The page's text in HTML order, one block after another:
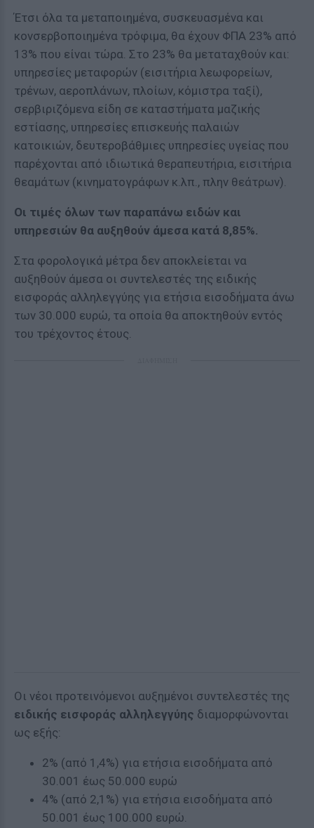
Έτσι όλα τα μεταποιημένα, συσκευασμένα και
κονσερβοποιημένα τρόφιμα, θα έχουν ΦΠΑ 23% από
13% που είναι τώρα. Στο 23% θα μεταταχθούν και:
υπηρεσίες μεταφορών (εισιτήρια λεωφορείων,
τρένων, αεροπλάνων, πλοίων, κόμιστρα ταξί),
σερβιριζόμενα είδη σε καταστήματα μαζικής
εστίασης, υπηρεσίες επισκευής παλαιών
κατοικιών, δευτεροβάθμιες υπηρεσίες υγείας που
παρέχονται από ιδιωτικά θεραπευτήρια, εισιτήρια
θεαμάτων (κινηματογράφων κ.λπ., πλην θεάτρων).
Οι τιμές όλων των παραπάνω ειδών και
υπηρεσιών θα αυξηθούν άμεσα κατά 8,85%.
Στα φορολογικά μέτρα δεν αποκλείεται να
αυξηθούν άμεσα οι συντελεστές της ειδικής
εισφοράς αλληλεγγύης για ετήσια εισοδήματα άνω
των 30.000 ευρώ, τα οποία θα αποκτηθούν εντός
του τρέχοντος έτους.
Οι νέοι προτεινόμενοι αυξημένοι συντελεστές της
ειδικής εισφοράς αλληλεγγύης διαμορφώνονται
ως εξής:
2% (από 1,4%) για ετήσια εισοδήματα από
30.001 έως 50.000 ευρώ
4% (από 2,1%) για ετήσια εισοδήματα από
50.001 έως 100.000 ευρώ.